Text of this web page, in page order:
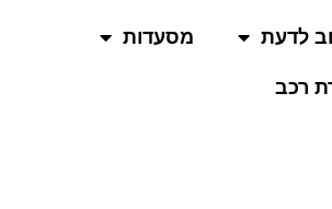
לדעת מסעדות
רכב